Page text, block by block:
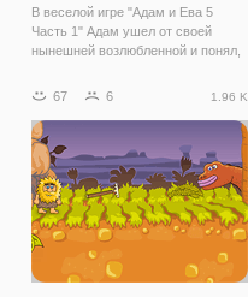
В веселой игре "Адам и Ева 5
Часть 1" Адам ушел от своей
нынешней возлюбленной и понял,
путь к любимой тернист и не
не помешает. Игра представляет
собой квест
67 6 1.96 K